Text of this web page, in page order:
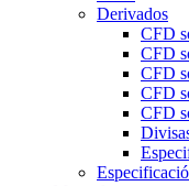
Derivados
CFD
CFD
CFD
CFD
CFD